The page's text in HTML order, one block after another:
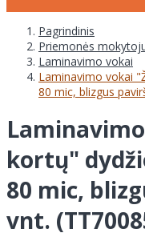
Pagrindinis
Priemonės
Laminavimo vokai
Laminavimo vokai
80 mic, blizgus
kortų"
80 mic,
vnt.